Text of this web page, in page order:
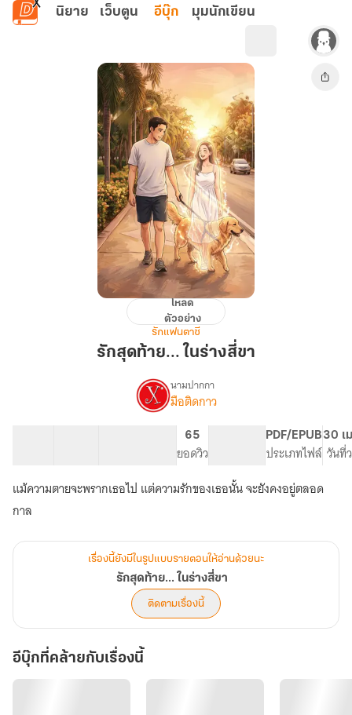
ข้ามไปยังเนื้อหาหลัก
นิยาย เว็บตูน อีบุ๊ก มุมนักเขียน
สุดท้าย...
ใน
โหลด
ตัวอย่าง
รักแฟนตาซี
รักสุดท้าย... ในร่างสี่ขา
เรื่อง
สุดท้าย...
ใน
ร่าง
สี่
ขา
นามปากกา
มือติดกาว
65
ยอดวิว
PDF/EPUB
ประเภทไฟล์
30 เ
วันที่
แม้ความตายจะพรากเธอไป แต่ความรักของเธอนั้น จะยังคงอยู่ตลอด
กาล
เรื่องนี้ยังมีในรูปแบบรายตอนให้อ่านด้วยนะ
รักสุดท้าย... ในร่างสี่ขา
ติดตามเรื่องนี้
อีบุ๊กที่คล้ายกับเรื่องนี้